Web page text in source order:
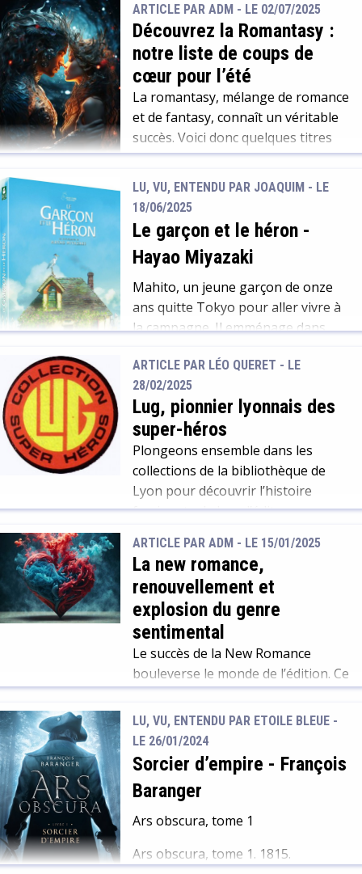
entrera bientôt au collège. Alors
qu’il passe ses derniers jours à
l’école, il découvre des livres de la
bibliothèque de sa ville. Problème :
sa ville n’a plus de bibliothèque
depuis que cette dernière a brûlé
[…]
ARTICLE PAR ADM - LE 02/07/2025
Découvrez la Romantasy :
notre liste de coups de
cœur pour l’été
La romantasy, mélange de romance
et de fantasy, connaît un véritable
succès. Voici donc quelques titres
de romans et de mangas qui mêlent
ces deux thèmes.
LU, VU, ENTENDU PAR JOAQUIM - LE
18/06/2025
Le garçon et le héron -
Hayao Miyazaki
Mahito, un jeune garçon de onze
ans quitte Tokyo pour aller vivre à
la campagne. Il emménage dans
vaste domaine. Là, il fait la
rencontre d’un héron qui le guidera
de découvertes en découvertes. Ce
film a reçu de nombreuses critiques
très positives de la part des
spectateurs et […]
ARTICLE PAR LÉO QUERET - LE
28/02/2025
Lug, pionnier lyonnais des
super-héros
Plongeons ensemble dans les
collections de la bibliothèque de
Lyon pour découvrir l’histoire
fascinante de Lug, l’éditeur
super-héros Marvel en France.
ARTICLE PAR ADM - LE 15/01/2025
La new romance,
renouvellement et
explosion du genre
sentimental
Le succès de la New Romance
bouleverse le monde de l’édition. Ce
genre qui renouvelle le roman à
l’eau de rose de nos grand-mères
connaît un succès fou autant sur
les réseaux sociaux que dans les
librairies. De quelle manière et
pourquoi ce style littéraire connaît
un si grand engouement alors que
désuétude, étiqueté comme
LU, VU, ENTENDU PAR ETOILE BLEUE -
LE 26/01/2024
Sorcier d’empire - François
Baranger
Ars obscura, tome 1
Ars obscura, tome 1. 1815.